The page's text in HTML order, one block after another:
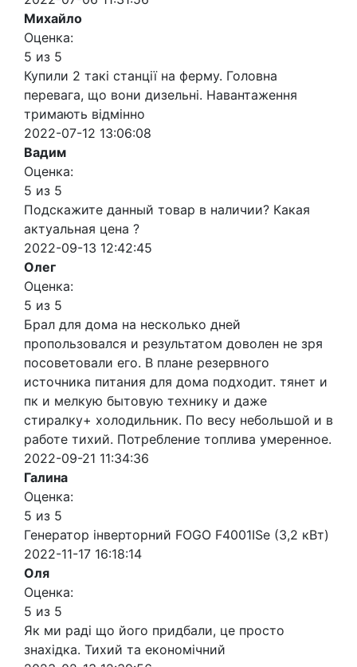
Михайло
Оценка:
5 из 5
Купили 2 такі станції на ферму. Головна
перевага, що вони дизельні. Навантаження
тримають відмінно
2022-07-12 13:06:08
Вадим
Оценка:
5 из 5
Подскажите данный товар в наличии? Какая
актуальная цена ?
2022-09-13 12:42:45
Олег
Оценка:
5 из 5
Брал для дома на несколько дней
пропользовался и результатом доволен не зря
посоветовали его. В плане резервного
источника питания для дома подходит. тянет и
пк и мелкую бытовую технику и даже
стиралку+ холодильник. По весу небольшой и в
работе тихий. Потребление топлива умеренное.
2022-09-21 11:34:36
Галина
Оценка:
5 из 5
Генератор інверторний FOGO F4001ISe (3,2 кВт)
2022-11-17 16:18:14
Оля
Оценка:
5 из 5
Як ми раді що його придбали, це просто
знахідка. Тихий та економічний